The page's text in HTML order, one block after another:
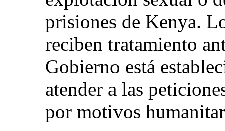
prisiones de Kenya.
reciben tratamiento
Gobierno está
atender a las
por motivos